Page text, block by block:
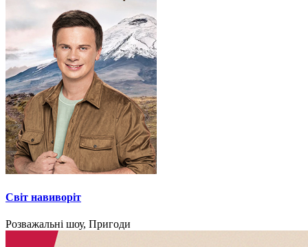
Світ навиворіт
Розважальні шоу, Пригоди